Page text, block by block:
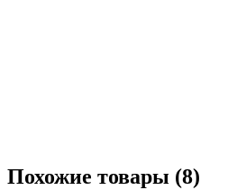
Похожие товары (8)